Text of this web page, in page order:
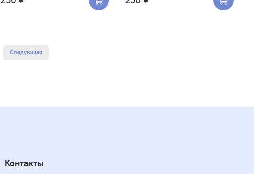
Следующая
Контакты